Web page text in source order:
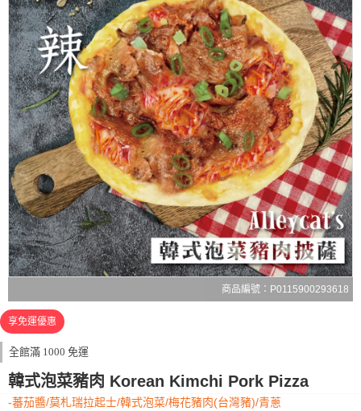
商品編號：P0115900293618
享免運優惠
全館滿 1000 免運
韓式泡菜豬肉 Korean Kimchi Pork Pizza
-蕃茄醬/莫札瑞拉起士/韓式泡菜/梅花豬肉(台灣豬)/青蔥